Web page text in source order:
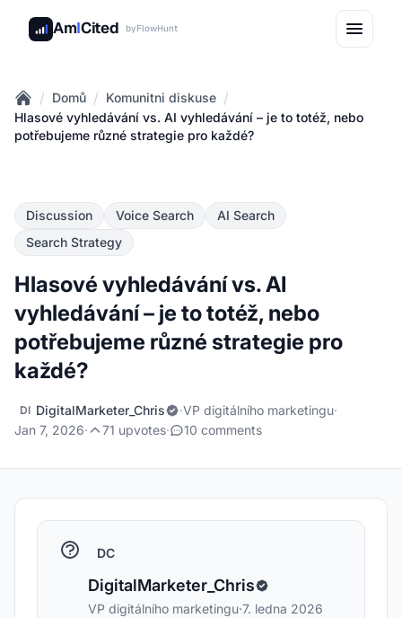
AmICited byFlowHunt
Home
/ Domů / Komunitni diskuse /
Hlasové vyhledávání vs. AI vyhledávání – je to totéž, nebo
potřebujeme různé strategie pro každé?
Discussion Voice Search
AI Search
Search Strategy
Hlasové vyhledávání vs. AI
vyhledávání – je to totéž, nebo
potřebujeme různé strategie pro
každé?
DI DigitalMarketer_Chris ·VP digitálního marketingu·
Jan 7, 2026· 71 upvotes· 10 comments
DC
DigitalMarketer_Chris
VP digitálního marketingu·7. ledna 2026